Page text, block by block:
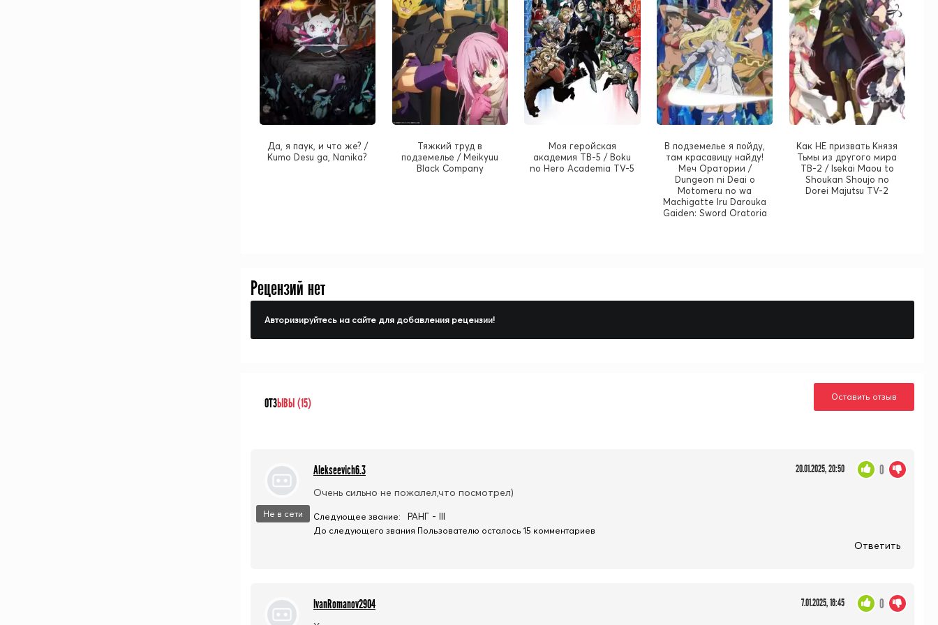
Да, я паук, и что же? /
Kumo Desu ga, Nanika?
Тяжкий труд в
подземелье / Meikyuu
Black Company
Моя геройская
академия ТВ-5 / Boku
no Hero Academia TV-5
В подземелье я пойду,
там красавицу найду!
Меч Оратории /
Dungeon ni Deai o
Motomeru no wa
Machigatte Iru Darouka
Gaiden: Sword Oratoria
Как НЕ призвать Князя
Тьмы из другого мира
ТВ-2 / Isekai Maou to
Shoukan Shoujo no
Dorei Majutsu TV-2
Рецензий нет
Авторизируйтесь на сайте для добавления рецензии!
ОТЗЫВЫ (15) Оставить отзыв
Не в сети
Alekseevich6.3 20.01.2025, 20:50
Очень сильно не пожалел,что посмотрел)
0
Следующее звание: РАНГ - III
До следующего звания Пользователю осталось 15 комментариев
Ответить
IvanRomanov2904 7.01.2025, 16:45 0